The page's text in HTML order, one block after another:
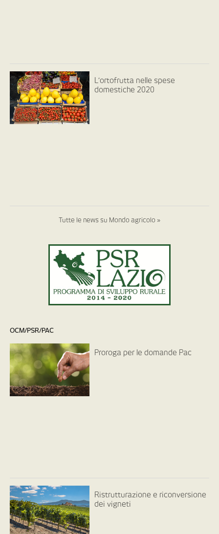
L’ortofrutta nelle spese
domestiche 2020
Tutte le news su Mondo agricolo »
OCM/PSR/PAC
Proroga per le domande Pac
Ristrutturazione e riconversione
dei vigneti